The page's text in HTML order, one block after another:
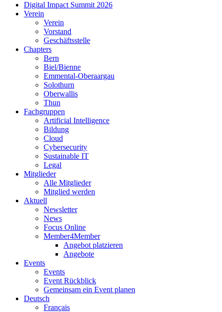
Digital Impact Summit 2026
Verein
Verein
Vorstand
Geschäftsstelle
Chapters
Bern
Biel/Bienne
Emmental-Oberaargau
Solothurn
Oberwallis
Thun
Fachgruppen
Artificial Intelligence
Bildung
Cloud
Cybersecurity
Sustainable IT
Legal
Mitglieder
Alle Mitglieder
Mitglied werden
Aktuell
Newsletter
News
Focus Online
Member4Member
Angebot platzieren
Angebote
Events
Events
Event Rückblick
Gemeinsam ein Event planen
Deutsch
Français